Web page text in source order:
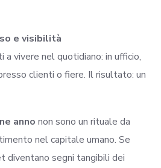
e visibilità
vivere nel quotidiano: in ufficio,
clienti o fiere. Il risultato: un
anno non sono un rituale da
nel capitale umano. Se
diventano segni tangibili dei